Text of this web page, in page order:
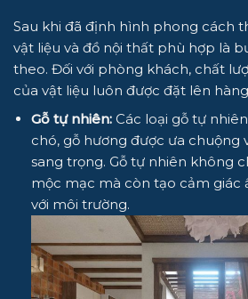
Sau khi đã định hình phong cách
vật liệu và đồ nội thất phù hợp là
theo. Đối với phòng khách, chất
của vật liệu luôn được đặt lên
Gỗ tự nhiên:Các loại gỗ tự
chó, gỗ hương được ưa chuộng
sang trọng. Gỗ tự nhiên không
mộc mạc mà còn tạo cảm giác
với môi trường.